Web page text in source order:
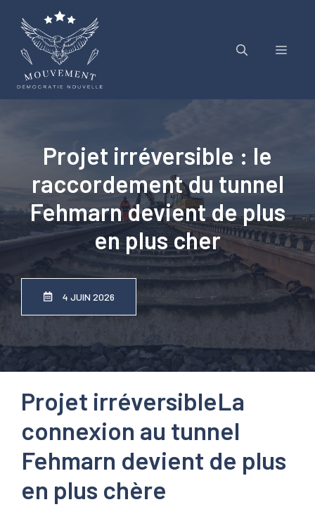
contenu
Menu
Projet irréversible : le
raccordement du tunnel
Fehmarn devient de plus
en plus cher
4 JUIN 2026
Projet irréversibleLa
connexion au tunnel
Fehmarn devient de plus
en plus chère